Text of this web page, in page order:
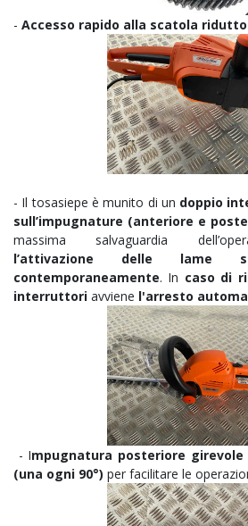
- Accesso rapido alla scatola
- Il tosasiepe è munito di un doppio
sull’impugnature (anteriore e
massima salvaguardia
l’attivazione delle lame
contemporaneamente. In caso di
interruttori avviene l'arresto
- Impugnatura posteriore girevole
(una ogni 90°) per facilitare le